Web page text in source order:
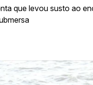
que levou susto ao